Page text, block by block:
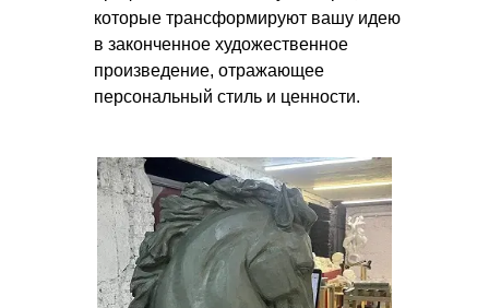
которые трансформируют вашу идею
в законченное художественное
произведение, отражающее
персональный стиль и ценности.